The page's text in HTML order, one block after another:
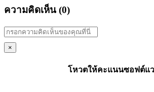
ความคิดเห็น (0)
×
โหวตให้คะแนนซอฟต์แ